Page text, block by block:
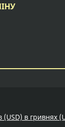
(USD) в гривнях